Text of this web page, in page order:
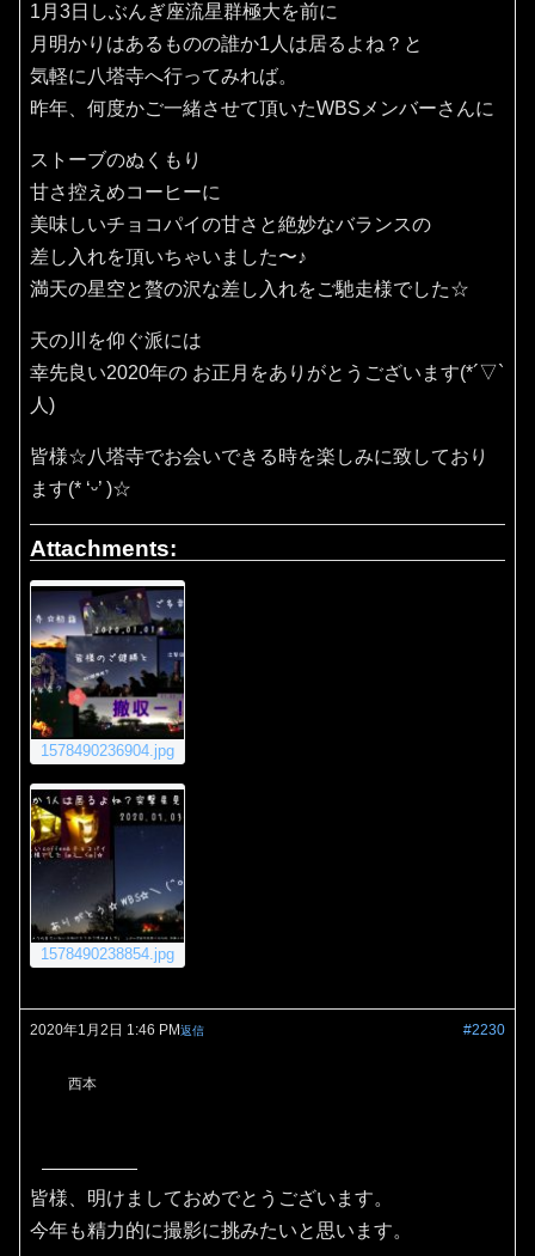
1月3日しぶんぎ座流星群極大を前に
月明かりはあるものの誰か1人は居るよね？と
気軽に八塔寺へ行ってみれば。
昨年、何度かご一緒させて頂いたWBSメンバーさんに
ストーブのぬくもり
甘さ控えめコーヒーに
美味しいチョコパイの甘さと絶妙なバランスの
差し入れを頂いちゃいました〜♪
満天の星空と贅の沢な差し入れをご馳走様でした☆
天の川を仰ぐ派には
幸先良い2020年の お正月をありがとうございます(*´▽`
人)
皆様☆八塔寺でお会いできる時を楽しみに致しており
ます(* ‘ᵕ’ )☆
Attachments:
1578490236904.jpg
1578490238854.jpg
2020年1月2日 1:46 PM #2230
返信
西本
皆様、明けましておめでとうございます。
今年も精力的に撮影に挑みたいと思います。